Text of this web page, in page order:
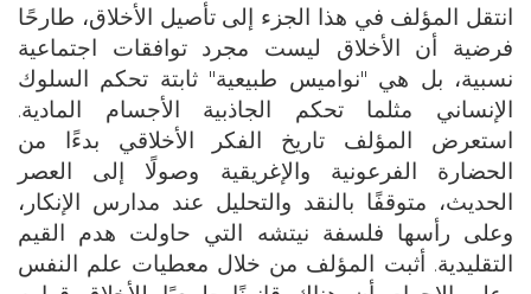
انتقل المؤلف في هذا الجزء إلى تأصيل الأخلاق، طارحًا
فرضية أن الأخلاق ليست مجرد توافقات اجتماعية
نسبية، بل هي "نواميس طبيعية" ثابتة تحكم السلوك
الإنساني مثلما تحكم الجاذبية الأجسام المادية.
استعرض المؤلف تاريخ الفكر الأخلاقي بدءًا من
الحضارة الفرعونية والإغريقية وصولًا إلى العصر
الحديث، متوقفًا بالنقد والتحليل عند مدارس الإنكار،
وعلى رأسها فلسفة نيتشه التي حاولت هدم القيم
التقليدية. أثبت المؤلف من خلال معطيات علم النفس